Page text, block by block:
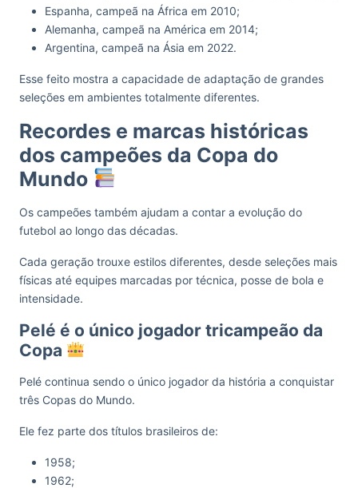
Espanha, campeã na África em 2010;
Alemanha, campeã na América em 2014;
Argentina, campeã na Ásia em 2022.
Esse feito mostra a capacidade de adaptação de grandes
seleções em ambientes totalmente diferentes.
Recordes e marcas históricas
dos campeões da Copa do
Mundo
Os campeões também ajudam a contar a evolução do
futebol ao longo das décadas.
Cada geração trouxe estilos diferentes, desde seleções mais
físicas até equipes marcadas por técnica, posse de bola e
intensidade.
Pelé é o único jogador tricampeão da
Copa
Pelé continua sendo o único jogador da história a conquistar
três Copas do Mundo.
Ele fez parte dos títulos brasileiros de:
1958;
1962;